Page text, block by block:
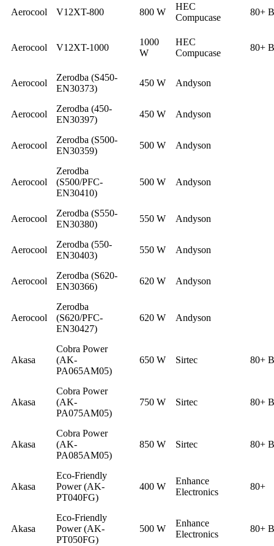
Aerocool V12XT-800 800 W
HEC
Compucase
80+
Aerocool V12XT-1000
1000
W
HEC
Compucase
80+
Aerocool
Zerodba (S450-
EN30373)
450 W Andyson
Aerocool
Zerodba (450-
EN30397)
450 W Andyson
Aerocool
Zerodba (S500-
EN30359)
500 W Andyson
Aerocool
Zerodba
(S500/PFC-
EN30410)
500 W Andyson
Aerocool
Zerodba (S550-
EN30380)
550 W Andyson
Aerocool
Zerodba (550-
EN30403)
550 W Andyson
Aerocool
Zerodba (S620-
EN30366)
620 W Andyson
Aerocool
Zerodba
(S620/PFC-
EN30427)
620 W Andyson
Akasa
Cobra Power
(AK-
PA065AM05)
650 W Sirtec 80+
Akasa
Cobra Power
(AK-
PA075AM05)
750 W Sirtec 80+
Akasa
Cobra Power
(AK-
PA085AM05)
850 W Sirtec 80+
Akasa
Eco-Friendly
Power (AK-
PT040FG)
400 W
Enhance
Electronics
80+
Akasa
Eco-Friendly
Power (AK-
PT050FG)
500 W
Enhance
Electronics
80+